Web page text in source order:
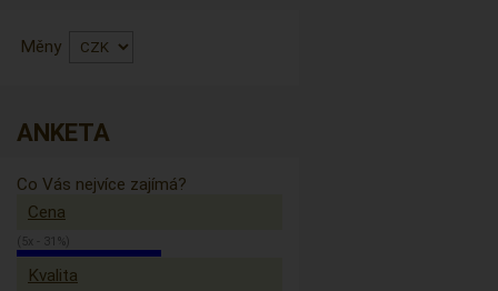
Měny
ANKETA
Co Vás nejvíce zajímá?
Cena
(5x - 31%)
Kvalita